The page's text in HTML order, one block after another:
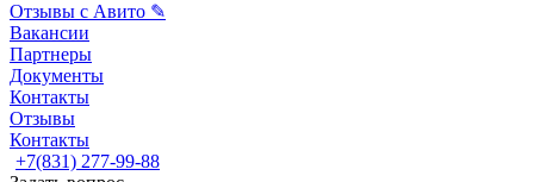
Отзывы с Авито ✎
Вакансии
Партнеры
Документы
Контакты
Отзывы
Контакты
+7(831) 277-99-88